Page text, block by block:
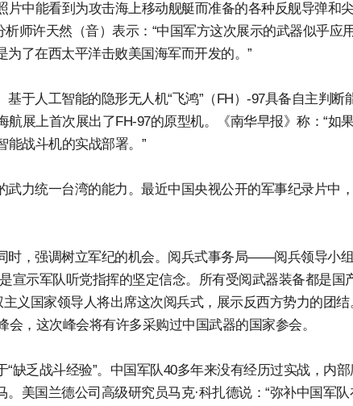
中能看到为攻击海上移动舰艇而准备的各种反舰导弹和
师许天然（音）表示：“中国军方这次展示的武器似乎应
了在西太平洋击败美国海军而开发的。”
于人工智能的隐形无人机“飞鸿”（FH）-97具备自主判断
展上首次展出了FH-97的原型机。《南华早报》称：“如
能战斗机的实战部署。”
力统一台湾的能力。最近中国央视公开的军事纪录片中
时，强调树立军纪的机会。阅兵式事务局——阅兵领导小
宣示军队听党指挥的坚定信念。所有受阅武器装备都是国
义国家领导人将出席这次阅兵式，展示反西方势力的团结
，这次峰会将有许多采购过中国武器的国家参会。
缺乏战斗经验”。中国军队40多年来没有经历过实战，内部
美国兰德公司高级研究员马克·科扎德说：“弥补中国军队